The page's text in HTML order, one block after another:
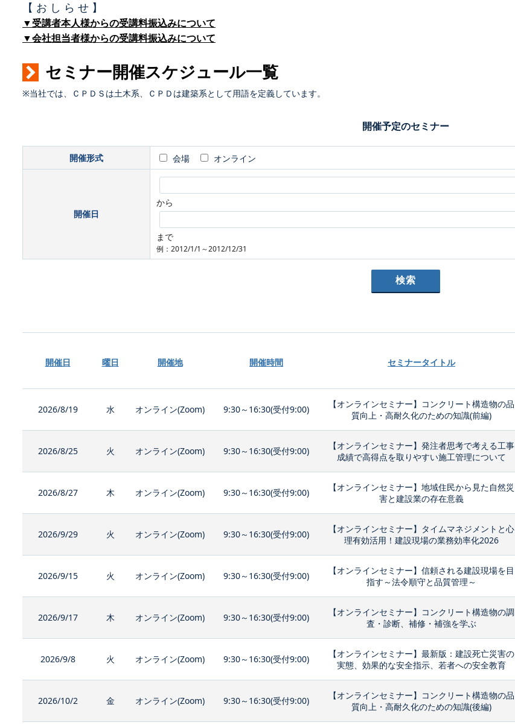
【 お し ら せ 】
▼受講者本人様からの受講料振込みについて
▼会社担当者様からの受講料振込みについて
セミナー開催スケジュール一覧
※当社では、ＣＰＤＳは土木系、ＣＰＤは建築系として用語を定義しています。
開催予定のセミナー
開催形式 会場 オンライン
開催日
から
まで
例：2012/1/1～2012/12/31
開催日 曜日 開催地 開催時間 セミナータイトル
2026/8/19 水 オンライン(Zoom) 9:30～16:30(受付9:00)
【オンラインセミナー】コンクリート構造物の品
質向上・高耐久化のための知識(前編)
2026/8/25 火 オンライン(Zoom) 9:30～16:30(受付9:00)
【オンラインセミナー】発注者思考で考える工事
成績で高得点を取りやすい施工管理について
2026/8/27 木 オンライン(Zoom) 9:30～16:30(受付9:00)
【オンラインセミナー】地域住民から見た自然災
害と建設業の存在意義
2026/9/29 火 オンライン(Zoom) 9:30～16:30(受付9:00)
【オンラインセミナー】タイムマネジメントと心
理有効活用！建設現場の業務効率化2026
2026/9/15 火 オンライン(Zoom) 9:30～16:30(受付9:00)
【オンラインセミナー】信頼される建設現場を目
指す～法令順守と品質管理～
2026/9/17 木 オンライン(Zoom) 9:30～16:30(受付9:00)
【オンラインセミナー】コンクリート構造物の調
査・診断、補修・補強を学ぶ
2026/9/8 火 オンライン(Zoom) 9:30～16:30(受付9:00)
【オンラインセミナー】最新版：建設死亡災害の
実態、効果的な安全指示、若者への安全教育
2026/10/2 金 オンライン(Zoom) 9:30～16:30(受付9:00)
【オンラインセミナー】コンクリート構造物の品
質向上・高耐久化のための知識(後編)